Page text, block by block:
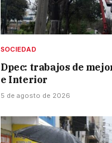
SOCIEDAD
Dpec: trabajos de
e Interior
5 de agosto de 2026